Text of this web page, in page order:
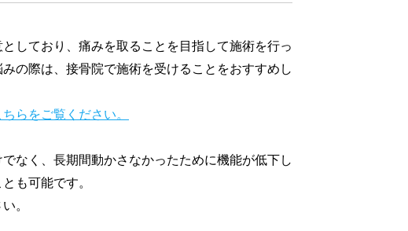
しており、痛みを取ることを目指して施術を行っ
の際は、接骨院で施術を受けることをおすすめし
らをご覧ください。
なく、長期間動かさなかったために機能が低下し
も可能です。
。